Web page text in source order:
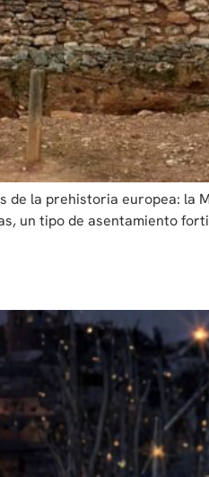
de la prehistoria europea: la
un tipo de asentamiento